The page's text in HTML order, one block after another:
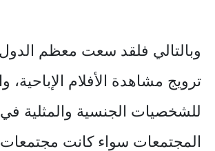
وبالتالي فلقد سعت معظم الدول
ترويج مشاهدة الأفلام الإباحية،
للشخصيات الجنسية والمثلية
المجتمعات سواء كانت مجتمعات